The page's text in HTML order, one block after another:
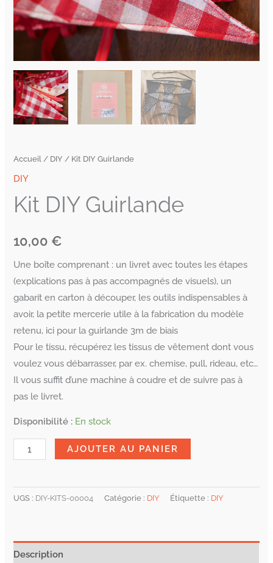
Accueil / DIY / Kit DIY Guirlande
DIY
Kit DIY Guirlande
10,00 €
Une boîte comprenant : un livret avec toutes les étapes
(explications pas à pas accompagnés de visuels), un
gabarit en carton à découper, les outils indispensables à
avoir, la petite mercerie utile à la fabrication du modèle
retenu, ici pour la guirlande 3m de biais
Pour le tissu, récupérez les tissus de vêtement dont vous
voulez vous débarrasser, par ex. chemise, pull, rideau, etc…
Il vous suffit d’une machine à coudre et de suivre pas à
pas le livret.
Disponibilité : En stock
AJOUTER AU PANIER
UGS : DIY-KITS-00004 Catégorie : DIY Étiquette : DIY
Description